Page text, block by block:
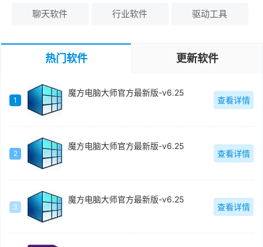
聊天软件 行业软件 驱动工具
热门软件 更新软件
1
魔方电脑大师官方最新版-v6.25
查看详情
2
魔方电脑大师官方最新版-v6.25
查看详情
3
魔方电脑大师官方最新版-v6.25
查看详情